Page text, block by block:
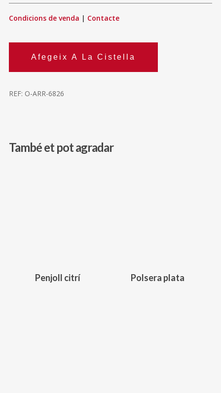
Condicions de venda | Contacte
Afegeix A La Cistella
REF: O-ARR-6826
També et pot agradar
Penjoll citrí Polsera plata